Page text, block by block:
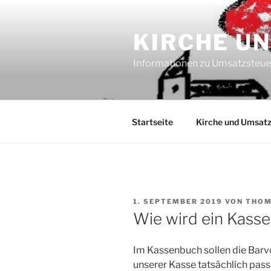
KIRCHE
Informationen zu
Startseite Kirche und
VERÖFFENTLICHT
AM
1. SEPTEMBER 2019 VON
Wie wird ein
Im Kassenbuch sollen die
unserer Kasse tatsächlich